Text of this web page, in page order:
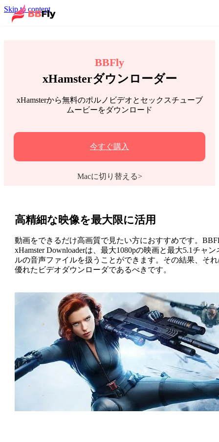
Skip to content
BBFly
xHamsterダウンローダー
xHamsterから無料のポルノビデオとセックスチューブ
ムービーをダウンロード
今すぐ購入
Macに切り替える>
高精細な映像を最大限に活用
動画をできるだけ高画質で見たい方におすすめです。
xHamster Downloaderは、最大1080pの映画と最大5.1チャン
ルの音声ファイルを扱うことができます。その結果、そ
優れたビデオダウンローダであるべきです。